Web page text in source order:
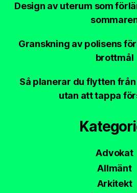
Design av uterum som
Granskning av polisens
brottmål
Så planerar du flytten
utan att tappa
Advokat
Allmänt
Arkitekt